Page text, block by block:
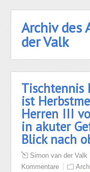
Archiv des
der Valk
Tischtennis
ist
Herren III
in akuter
Blick nach
Simon van der Valk
Kommentare